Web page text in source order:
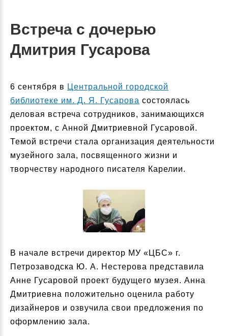
Встреча с дочерью
Дмитрия Гусарова
6 сентября в Центральной городской
библиотеке им. Д. Я. Гусарова состоялась
деловая встреча сотрудников, занимающихся
проектом, с Анной Дмитриевной Гусаровой.
Темой встречи стала организация деятельности
музейного зала, посвященного жизни и
творчеству народного писателя Карелии.
В начале встречи директор МУ «ЦБС» г.
Петрозаводска Ю. А. Нестерова представила
Анне Гусаровой проект будущего музея. Анна
Дмитриевна положительно оценила работу
дизайнеров и озвучила свои предложения по
оформлению зала.